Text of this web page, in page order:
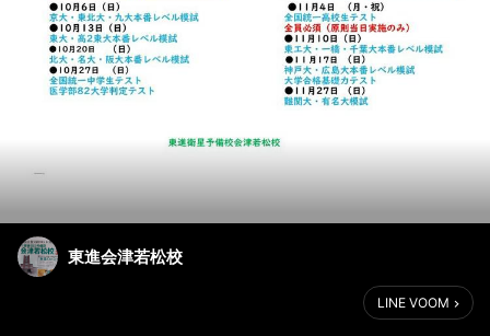
東進会津若松校
LINE VOOM